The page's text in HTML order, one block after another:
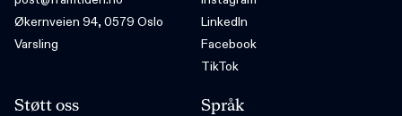
Økernveien 94, 0579 Oslo
Varsling
LinkedIn
Facebook
TikTok
Støtt oss Språk